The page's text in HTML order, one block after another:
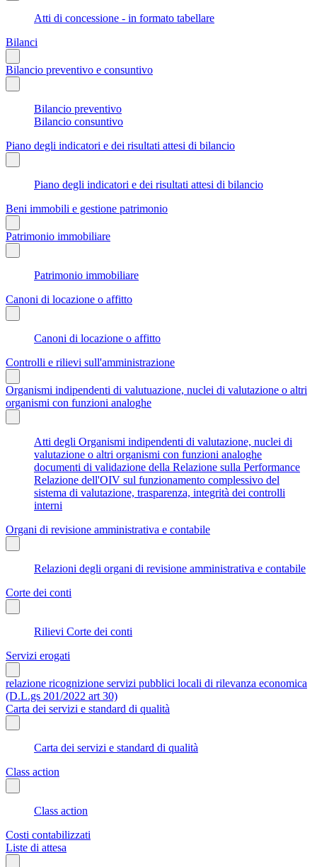
Atti di concessione - in formato tabellare
Bilanci
Bilancio preventivo e consuntivo
Bilancio preventivo
Bilancio consuntivo
Piano degli indicatori e dei risultati attesi di bilancio
Piano degli indicatori e dei risultati attesi di bilancio
Beni immobili e gestione patrimonio
Patrimonio immobiliare
Patrimonio immobiliare
Canoni di locazione o affitto
Canoni di locazione o affitto
Controlli e rilievi sull'amministrazione
Organismi indipendenti di valutuazione, nuclei di valutazione o altri
organismi con funzioni analoghe
Atti degli Organismi indipendenti di valutazione, nuclei di
valutazione o altri organismi con funzioni analoghe
documenti di validazione della Relazione sulla Performance
Relazione dell'OIV sul funzionamento complessivo del
sistema di valutazione, trasparenza, integrità dei controlli
interni
Organi di revisione amministrativa e contabile
Relazioni degli organi di revisione amministrativa e contabile
Corte dei conti
Rilievi Corte dei conti
Servizi erogati
relazione ricognizione servizi pubblici locali di rilevanza economica
(D.L.gs 201/2022 art 30)
Carta dei servizi e standard di qualità
Carta dei servizi e standard di qualità
Class action
Class action
Costi contabilizzati
Liste di attesa